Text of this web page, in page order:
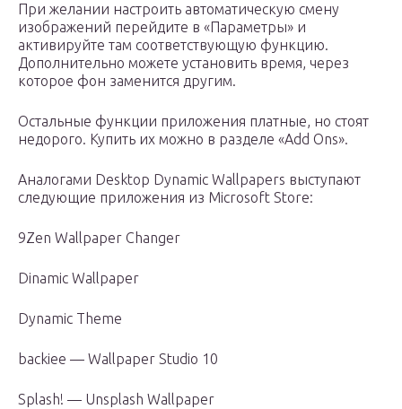
При желании настроить автоматическую смену
изображений перейдите в «Параметры» и
активируйте там соответствующую функцию.
Дополнительно можете установить время, через
которое фон заменится другим.
Остальные функции приложения платные, но стоят
недорого. Купить их можно в разделе «Add Ons».
Аналогами Desktop Dynamic Wallpapers выступают
следующие приложения из Microsoft Store:
9Zen Wallpaper Changer
Dinamic Wallpaper
Dynamic Theme
backiee — Wallpaper Studio 10
Splash! — Unsplash Wallpaper